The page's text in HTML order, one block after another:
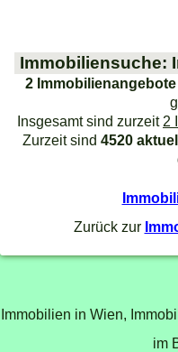
Immobiliensuche:
2 Immobilienangebote
Insgesamt sind zurzeit 2
Zurzeit sind 4520
Zurück zur
Immobilien in Wien,
im